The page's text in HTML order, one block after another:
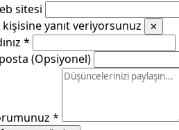
sitesi
kişisine yanıt veriyorsunuz
✕
*
(Opsiyonel)
*